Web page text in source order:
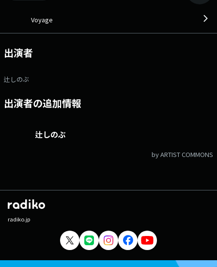
Voyage
出演者
辻しのぶ
出演者の追加情報
辻しのぶ
by ARTIST COMMONS
radiko.jp